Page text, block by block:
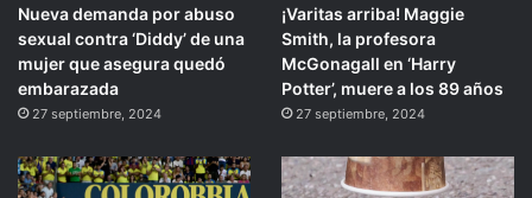
Nueva demanda por abuso
sexual contra ‘Diddy’ de una
mujer que asegura quedó
embarazada
27 septiembre, 2024
¡Varitas arriba! Maggie
Smith, la profesora
McGonagall en ‘Harry
Potter’, muere a los 89 años
27 septiembre, 2024